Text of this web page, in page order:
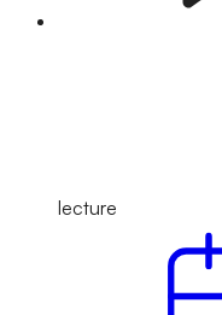
lecture